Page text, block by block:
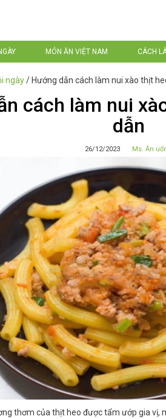
MÓN ĂN VIỆT NAM CÁCH
ngày/ Hướng dẫn cách làm nui xào thịt
cách làm nui
dẫn
26/12/2023 Ms. Ăn
thơm của thịt heo được tẩm ướp gia vị,